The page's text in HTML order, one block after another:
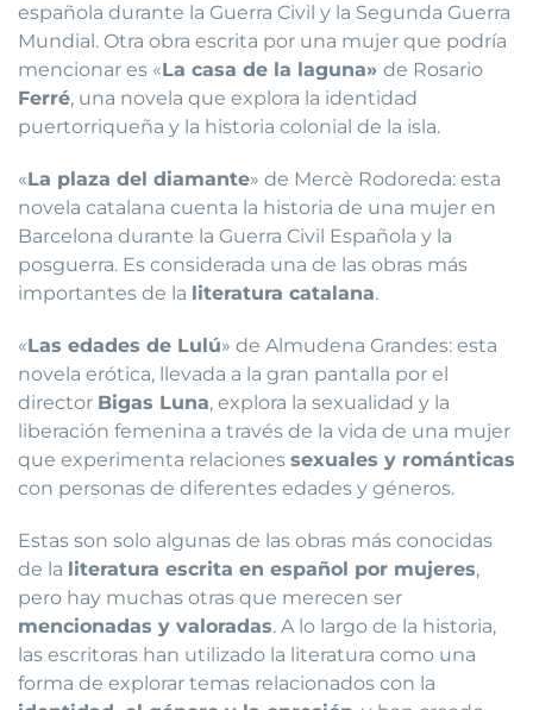
española durante la Guerra Civil y la Segunda Guerra
Mundial. Otra obra escrita por una mujer que podría
mencionar es «La casa de la laguna» de Rosario
Ferré, una novela que explora la identidad
puertorriqueña y la historia colonial de la isla.
«La plaza del diamante» de Mercè Rodoreda: esta
novela catalana cuenta la historia de una mujer en
Barcelona durante la Guerra Civil Española y la
posguerra. Es considerada una de las obras más
importantes de la literatura catalana.
«Las edades de Lulú» de Almudena Grandes: esta
novela erótica, llevada a la gran pantalla por el
director Bigas Luna, explora la sexualidad y la
liberación femenina a través de la vida de una mujer
que experimenta relaciones sexuales y románticas
con personas de diferentes edades y géneros.
Estas son solo algunas de las obras más conocidas
de la literatura escrita en español por mujeres,
pero hay muchas otras que merecen ser
mencionadas y valoradas. A lo largo de la historia,
las escritoras han utilizado la literatura como una
forma de explorar temas relacionados con la